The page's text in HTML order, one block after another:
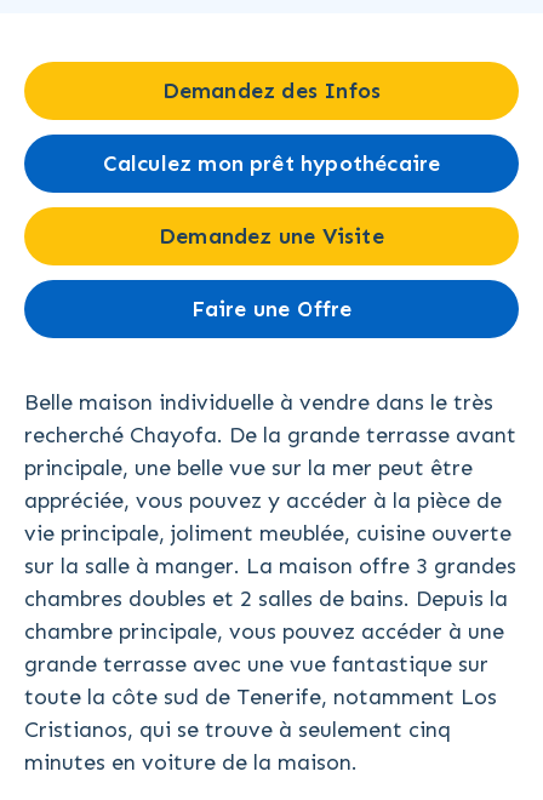
Demandez des Infos
Calculez mon prêt hypothécaire
Demandez une Visite
Faire une Offre
Belle maison individuelle à vendre dans le très
recherché Chayofa. De la grande terrasse avant
principale, une belle vue sur la mer peut être
appréciée, vous pouvez y accéder à la pièce de
vie principale, joliment meublée, cuisine ouverte
sur la salle à manger. La maison offre 3 grandes
chambres doubles et 2 salles de bains. Depuis la
chambre principale, vous pouvez accéder à une
grande terrasse avec une vue fantastique sur
toute la côte sud de Tenerife, notamment Los
Cristianos, qui se trouve à seulement cinq
minutes en voiture de la maison.